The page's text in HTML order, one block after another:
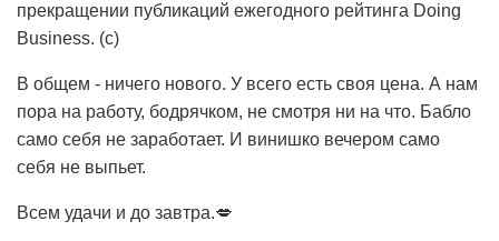
прекращении публикаций ежегодного рейтинга Doing
Business. (с)
В общем - ничего нового. У всего есть своя цена. А нам
пора на работу, бодрячком, не смотря ни на что. Бабло
само себя не заработает. И винишко вечером само
себя не выпьет.
Всем удачи и до завтра.💋